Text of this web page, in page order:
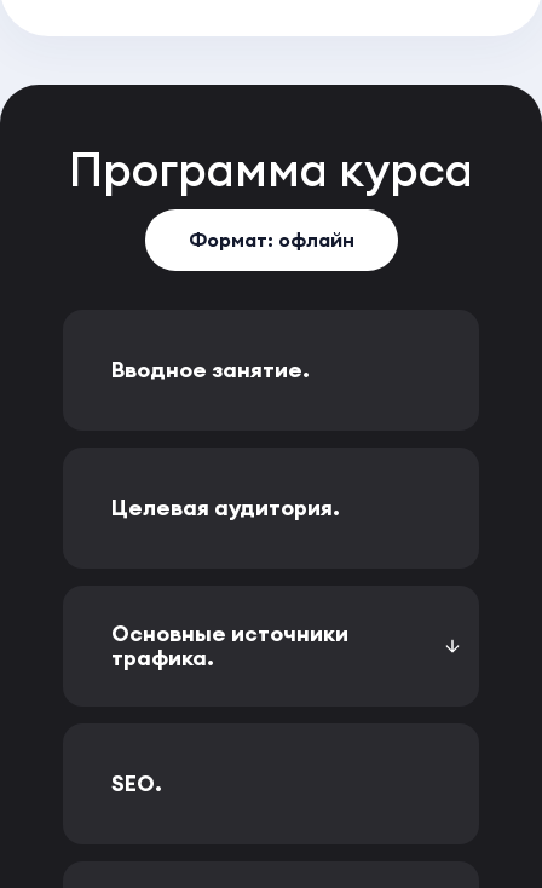
Программа курса
Формат: офлайн
Вводное занятие.
Целевая аудитория.
Основные источники
трафика.
SEO.